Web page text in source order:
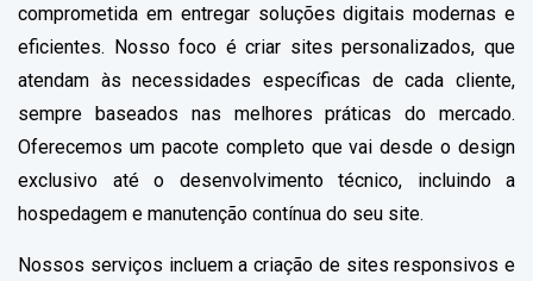
comprometida em entregar soluções digitais modernas e
eficientes. Nosso foco é criar sites personalizados, que
atendam às necessidades específicas de cada cliente,
sempre baseados nas melhores práticas do mercado.
Oferecemos um pacote completo que vai desde o design
exclusivo até o desenvolvimento técnico, incluindo a
hospedagem e manutenção contínua do seu site.
Nossos serviços incluem a criação de sites responsivos e